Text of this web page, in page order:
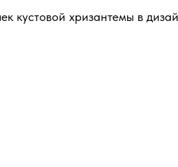
кустовой хризантемы в